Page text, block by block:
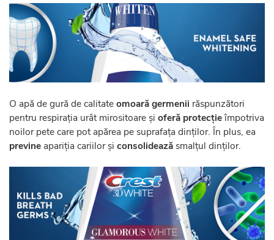
O apă de gură de calitateomoară germenii răspunzători
pentru respirația urât mirositoare și oferă protecțieîmpotriva
noilor pete care pot apărea pe suprafața dinților. În plus, ea
previne apariția cariilor și consolidează smalțul dinților.